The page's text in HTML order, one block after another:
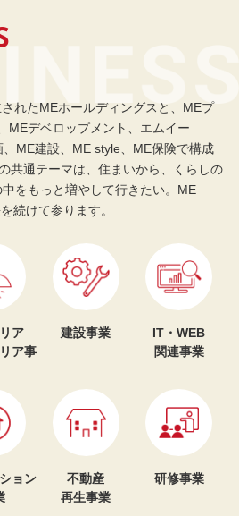
れたMEホールディングスと、MEプ
MEデベロップメント、エムイー
ME建設、ME style、ME保険で構成
共通テーマは、住まいから、くらしの
をもっと増やして行きたい。ME
続けて参ります。
ア
ア事
建設事業
IT・WEB
関連事業
ョン
不動産
再生事業
研修事業